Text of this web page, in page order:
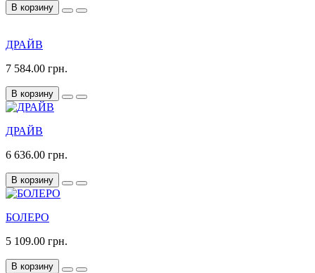
В корзину
ДРАЙВ
7 584.00 грн.
В корзину
ДРАЙВ
6 636.00 грн.
В корзину
БОЛЕРО
5 109.00 грн.
В корзину